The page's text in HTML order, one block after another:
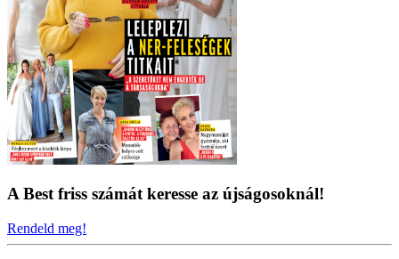
A Best friss számát keresse az újságosoknál!
Rendeld meg!